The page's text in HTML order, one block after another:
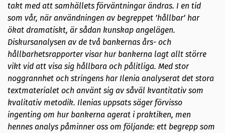
takt med att samhällets förväntningar ändras. I en tid
som vår, när användningen av begreppet ’hållbar’ har
ökat dramatiskt, är sådan kunskap angelägen.
Diskursanalysen av de två bankernas års- och
hållbarhetsrapporter visar hur bankerna lagt allt större
vikt vid att visa sig hållbara och pålitliga. Med stor
noggrannhet och stringens har Ilenia analyserat det stora
textmaterialet och använt sig av såväl kvantitativ som
kvalitativ metodik. Ilenias uppsats säger förvisso
ingenting om hur bankerna agerat i praktiken, men
hennes analys påminner oss om följande: ett begrepp som